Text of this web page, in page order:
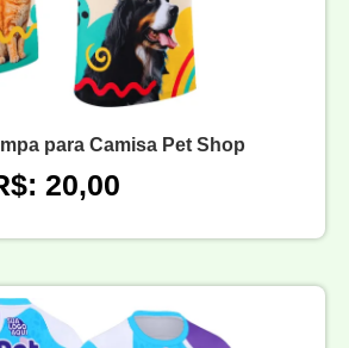
para Camisa Pet Shop
20,00